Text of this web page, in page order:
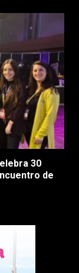
30
de